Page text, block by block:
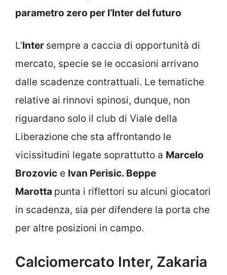
parametro zero per l’Inter del futuro
L’Inter sempre a caccia di opportunità di
mercato, specie se le occasioni arrivano
dalle scadenze contrattuali. Le tematiche
relative ai rinnovi spinosi, dunque, non
riguardano solo il club di Viale della
Liberazione che sta affrontando le
vicissitudini legate soprattutto a Marcelo
Brozovic e Ivan Perisic. Beppe
Marotta punta i riflettori su alcuni giocatori
in scadenza, sia per difendere la porta che
per altre posizioni in campo.
Calciomercato Inter, Zakaria